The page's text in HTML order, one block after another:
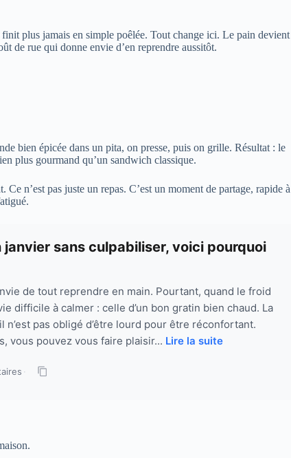
plus jamais en simple poêlée. Tout change ici. Le pain devient
de rue qui donne envie d’en reprendre aussitôt.
bien épicée dans un pita, on presse, puis on grille. Résultat : le
plus gourmand qu’un sandwich classique.
n’est pas juste un repas. C’est un moment de partage, rapide à
sans culpabiliser, voici pourquoi
de tout reprendre en main. Pourtant, quand le froid
difficile à calmer : celle d’un bon gratin bien chaud. La
n’est pas obligé d’être lourd pour être réconfortant.
vous pouvez vous faire plaisir... Lire la suite
·